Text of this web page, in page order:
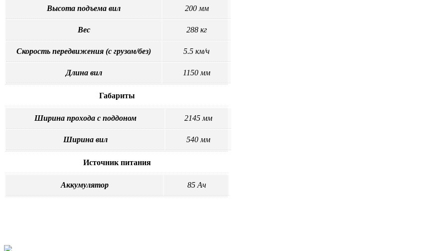
Высота подъема вил 200 мм
Вес 288 кг
Скорость передвижения (с грузом/без) 5.5 км/ч
Длина вил 1150 мм
Габариты
Ширина прохода с поддоном 2145 мм
Ширина вил 540 мм
Источник питания
Аккумулятор 85 Ач